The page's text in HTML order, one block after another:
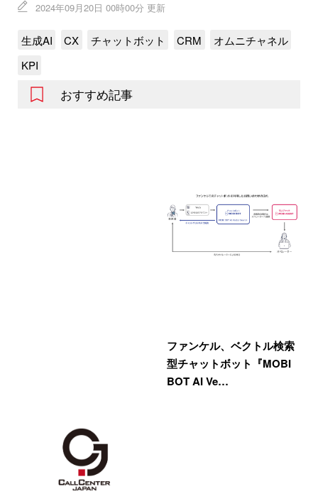
2024年09月20日 00時00分 更新
生成AI CX チャットボット CRM
オムニチャネル
KPI
おすすめ記事
ファンケル、ベクトル検索
型チャットボット『MOBI
BOT AI Ve…